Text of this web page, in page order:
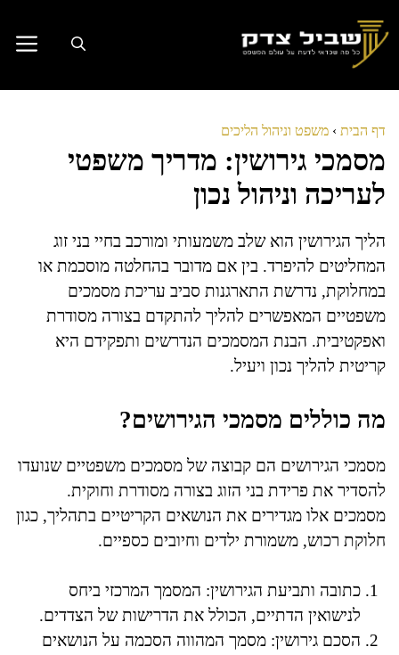
לתוכן
דף הבית › משפט וניהול הליכים
מסמכי גירושין: מדריך משפטי
לעריכה וניהול נכון
הליך הגירושין הוא שלב משמעותי ומורכב בחיי בני זוג
המחליטים להיפרד. בין אם מדובר בהחלטה מוסכמת או
במחלוקת, נדרשת התארגנות סביב עריכת מסמכים
משפטיים המאפשרים להליך להתקדם בצורה מסודרת
ואפקטיבית. הבנת המסמכים הנדרשים ותפקידם היא
קריטית להליך נכון ויעיל.
מה כוללים מסמכי הגירושים?
מסמכי הגירושים הם קבוצה של מסמכים משפטיים שנועדו
להסדיר את פרידת בני הזוג בצורה מסודרת וחוקית.
מסמכים אלו מגדירים את הנושאים הקריטיים בתהליך, כגון
חלוקת רכוש, משמורת ילדים וחיובים כספיים.
כתובה ותביעת הגירושין: המסמך המרכזי ביחס
לנישואין הדתיים, הכולל את הדרישות של הצדדים.
הסכם גירושין: מסמך המהווה הסכמה על הנושאים